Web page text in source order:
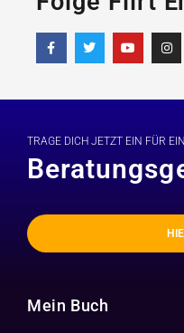
TRAGE DICH JETZT EIN FÜR
Mein Buch